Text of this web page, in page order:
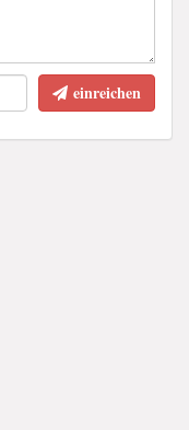
einreichen